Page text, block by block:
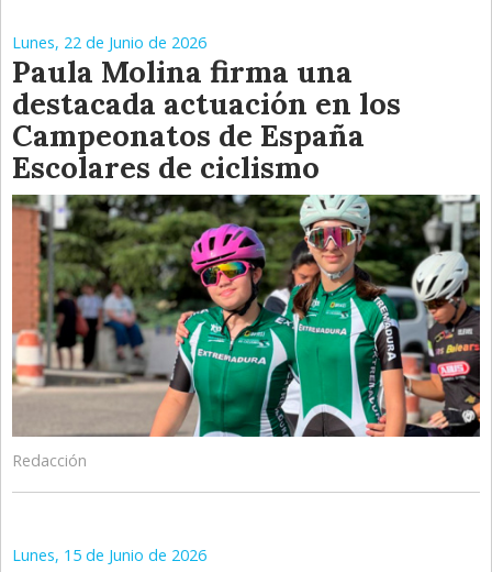
Lunes, 22 de Junio de 2026
Paula Molina firma una
destacada actuación en los
Campeonatos de España
Escolares de ciclismo
Redacción
Lunes, 15 de Junio de 2026